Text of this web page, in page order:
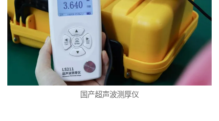
国产超声波测厚仪